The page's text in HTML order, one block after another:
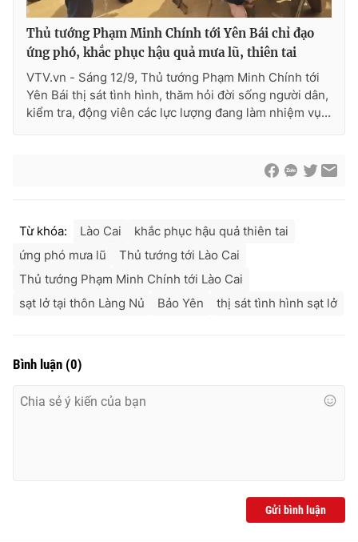
Thủ tướng Phạm Minh Chính tới Yên Bái chỉ đạo
ứng phó, khắc phục hậu quả mưa lũ, thiên tai
VTV.vn - Sáng 12/9, Thủ tướng Phạm Minh Chính tới
Yên Bái thị sát tình hình, thăm hỏi đời sống người dân,
kiểm tra, động viên các lực lượng đang làm nhiệm vụ...
Từ khóa: Lào Cai
khắc phục hậu quả thiên tai
ứng phó mưa lũ
Thủ tướng tới Lào Cai
Thủ tướng Phạm Minh Chính tới Lào Cai
sạt lở tại thôn Làng Nủ
Bảo Yên thị sát tình hình sạt lở
Bình luận (0)
Gửi bình luận